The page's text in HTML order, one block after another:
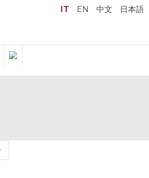
IT EN 中文 日本語